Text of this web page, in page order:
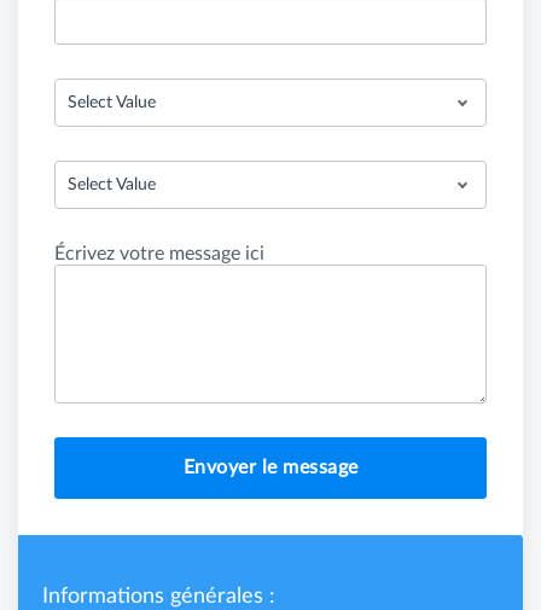
Select Value
Select Value
Écrivez votre message ici
Envoyer le message
Informations générales :